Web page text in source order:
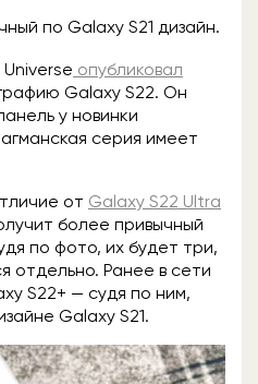
по Galaxy S21 дизайн.
опубликовал
Galaxy S22. Он
у новинки
серия имеет
от Galaxy S22 Ultra
более привычный
по фото, их будет три,
отдельно. Ранее в сети
S22+ — судя по ним,
Galaxy S21.